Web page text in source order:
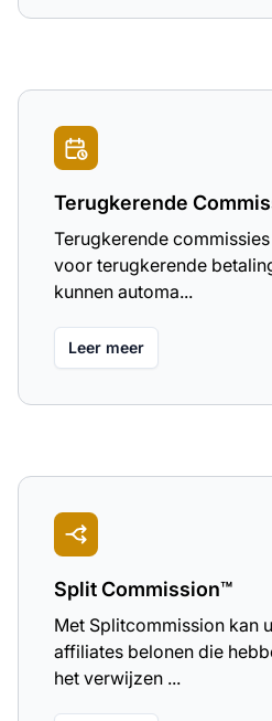
Terugkerende
Terugkerende
voor terugkerende
kunnen automa...
Leer meer
Split Commission™
Met Splitcommission kan
affiliates belonen die
het verwijzen ...